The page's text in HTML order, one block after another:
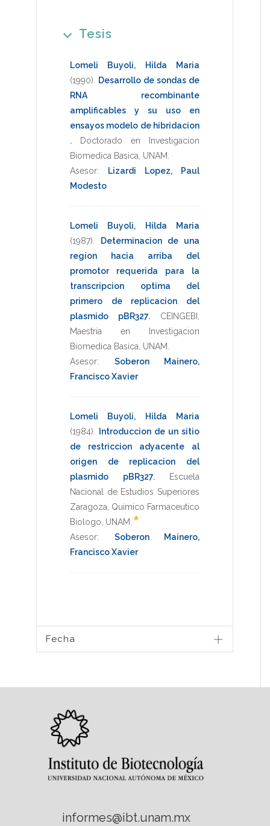
Tesis
Lomeli Buyoli, Hilda Maria
(1990)
Desarrollo de sondas de
RNA recombinante
amplificables y su uso en
ensayos modelo de hibridacion
.
Doctorado en Investigacion
Biomedica Basica UNAM
Asesor: Lizardi Lopez, Paul
Modesto
Lomeli Buyoli, Hilda Maria
(1987)
Determinacion de una
region hacia arriba del
promotor requerida para la
transcripcion optima del
primero de replicacion del
plasmido pBR327. CEINGEBI
Maestria en Investigacion
Biomedica Basica UNAM
Asesor: Soberon Mainero,
Francisco Xavier
Lomeli Buyoli, Hilda Maria
(1984)
Introduccion de un sitio
de restriccion adyacente al
origen de replicacion del
plasmido pBR327.
Escuela
Nacional de Estudios Superiores
Zaragoza Quimico Farmaceutico
Biologo UNAM *
Asesor: Soberon Mainero,
Francisco Xavier
Fecha
informes@ibt.unam.mx